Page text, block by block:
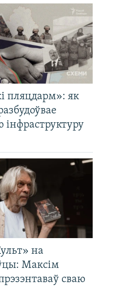
пляцдарм»: як
інфраструктуру
на
Максім
сваю